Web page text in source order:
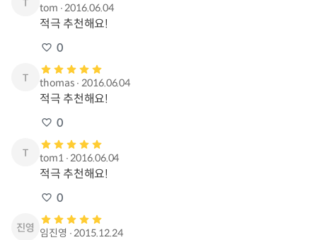
tom ∙2016.06.04
적극 추천해요!
0
thomas ∙2016.06.04
적극 추천해요!
0
tom1∙2016.06.04
적극 추천해요!
0
임진영 ∙2015.12.24